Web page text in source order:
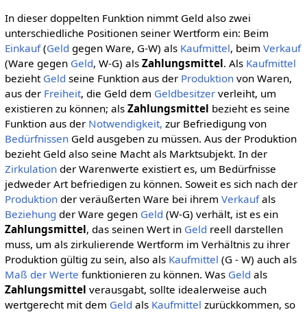
In dieser doppelten Funktion nimmt Geld also zwei
unterschiedliche Positionen seiner Wertform ein: Beim
Einkauf(Geld gegen Ware, G-W) als Kaufmittel, beim Verkauf
(Ware gegen Geld, W-G) als Zahlungsmittel. Als Kaufmittel
bezieht Geld seine Funktion aus der Produktionvon Waren,
aus der Freiheit, die Geld dem Geldbesitzerverleiht, um
existieren zu können; als Zahlungsmittel bezieht es seine
Funktion aus der Notwendigkeit, zur Befriedigung von
BedürfnissenGeld ausgeben zu müssen. Aus der Produktion
bezieht Geld also seine Macht als Marktsubjekt. In der
Zirkulationder Warenwerte existiert es, um Bedürfnisse
jedweder Art befriedigen zu können. Soweit es sich nach der
Produktionder veräußerten Ware bei ihrem Verkaufals
Beziehung der Ware gegen Geld (W-G) verhält, ist es ein
Zahlungsmittel, das seinen Wert in Geld reell darstellen
muss, um als zirkulierende Wertform im Verhältnis zu ihrer
Produktion gültig zu sein, also als Kaufmittel (G - W) auch als
Maß der Werte funktionieren zu können. Was Geld als
Zahlungsmittel verausgabt, sollte idealerweise auch
wertgerecht mit dem Geld als Kaufmittel zurückkommen, so